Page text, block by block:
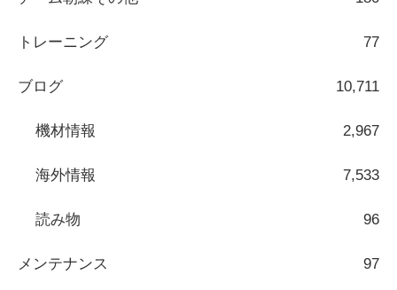
トレーニング 77
ブログ 10,711
機材情報 2,967
海外情報 7,533
読み物 96
メンテナンス 97